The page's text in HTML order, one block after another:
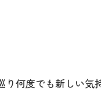
何度でも新しい